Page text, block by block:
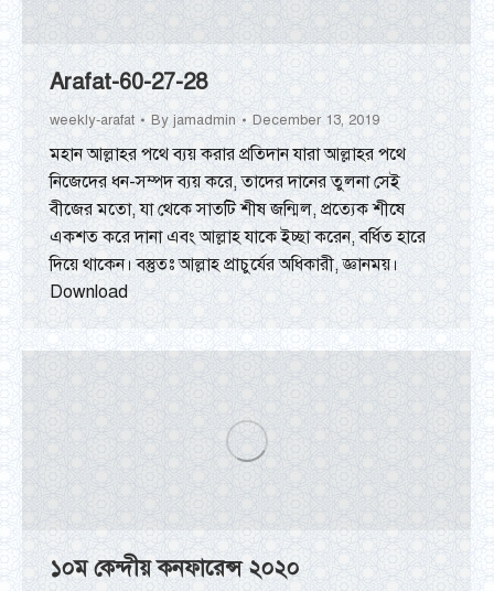
Arafat-60-27-28
weekly-arafat By jamadmin December 13, 2019
মহান আল্লাহর পথে ব্যয় করার প্রতিদান যারা আল্লাহর পথে
নিজেদের ধন-সম্পদ ব্যয় করে, তাদের দানের তুলনা সেই
বীজের মতো, যা থেকে সাতটি শীষ জন্মিল, প্রত্যেক শীষে
একশত করে দানা এবং আল্লাহ যাকে ইচ্ছা করেন, বর্ধিত হারে
দিয়ে থাকেন। বস্তুতঃ আল্লাহ প্রাচুর্যের অধিকারী, জ্ঞানময়।
Download
১০ম কেন্দীয় কনফারেন্স ২০২০